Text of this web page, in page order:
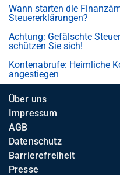
Wann starten die
Steuererklärungen?
Achtung: Gefälschte
schützen Sie sich!
Kontenabrufe: Heimliche
angestiegen
Über uns
Impressum
AGB
Datenschutz
Barrierefreiheit
Presse